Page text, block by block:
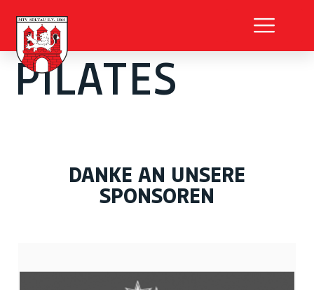
PILATES
DANKE AN UNSERE
SPONSOREN